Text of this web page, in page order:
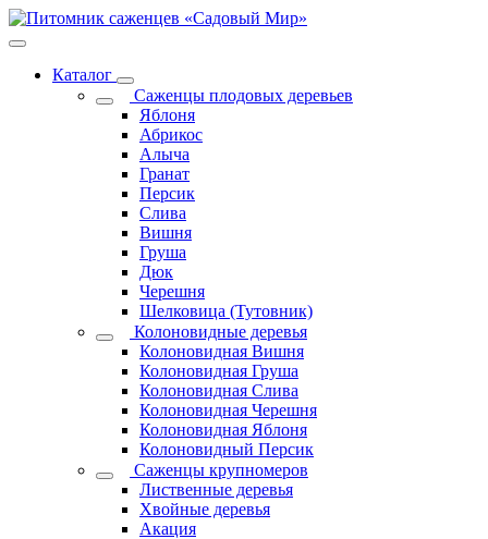
Каталог
Саженцы плодовых деревьев
Яблоня
Абрикос
Алыча
Гранат
Персик
Слива
Вишня
Груша
Дюк
Черешня
Шелковица (Тутовник)
Колоновидные деревья
Колоновидная Вишня
Колоновидная Груша
Колоновидная Слива
Колоновидная Черешня
Колоновидная Яблоня
Колоновидный Персик
Саженцы крупномеров
Лиственные деревья
Хвойные деревья
Акация